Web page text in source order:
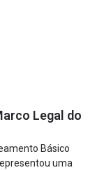
Legal do
Básico
uma